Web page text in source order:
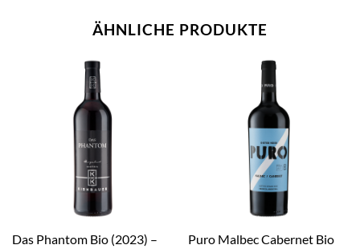
ÄHNLICHE PRODUKTE
Das Phantom Bio (2023) –
Puro Malbec Cabernet Bio